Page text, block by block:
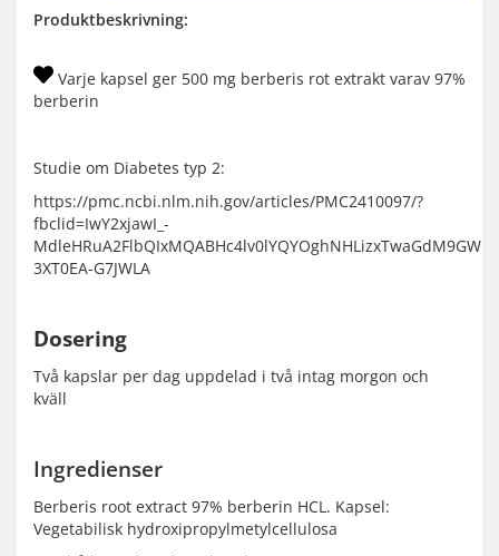
Produktbeskrivning:
Varje kapsel ger 500 mg berberis rot extrakt varav 97%
berberin
Studie om Diabetes typ 2:
https://pmc.ncbi.nlm.nih.gov/articles/PMC2410097/?
fbclid=IwY2xjawI_-
3XT0EA-G7JWLA
Dosering
Två kapslar per dag uppdelad i två intag morgon och
kväll
Ingredienser
Berberis root extract 97% berberin HCL. Kapsel:
Vegetabilisk hydroxipropylmetylcellulosa